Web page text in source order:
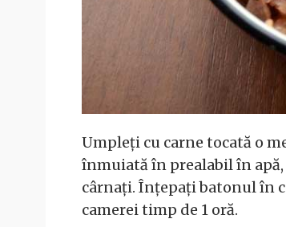
Umpleți cu carne tocată o
înmuiată în prealabil în
cârnați. Înțepați batonul în
camerei timp de 1 oră.